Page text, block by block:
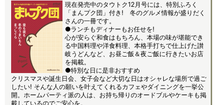
現在発売中のタウトク12月号には、特別ふろく
「まんプク団」付き! 冬のグルメ情報が盛りだく
さんの一冊です。
●ランチもディナーもお任せを!
心が安らぐ和食はもちろん、本場の味が堪能でき
る中国料理や洋食料理、本格手打ちで仕上げた讃
岐うどんなど、お昼ご飯＆夜ご飯に行きたいお店
を掲載。
●特別な日に是非おすすめ
クリスマスや誕生日会、女子会など大切な日はオシャレな場所で過ご
したい! そんな人の願いを叶えてくれるカフェやダイニングを一挙公
開。ホームパーティ派の人は、お持ち帰りのオードブルやケーキも掲
載しているのでご安心を。